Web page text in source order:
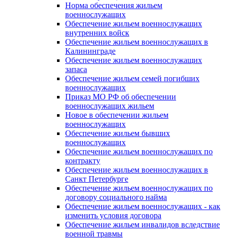
Норма обеспечения жильем
военнослужащих
Обеспечение жильем военнослужащих
внутренних войск
Обеспечение жильем военнослужащих в
Калининграде
Обеспечение жильем военнослужащих
запаса
Обеспечение жильем семей погибших
военнослужащих
Приказ МО РФ об обеспечении
военнослужащих жильем
Новое в обеспечении жильем
военнослужащих
Обеспечение жильем бывших
военнослужащих
Обеспечение жильем военнослужащих по
контракту
Обеспечение жильем военнослужащих в
Санкт Петербурге
Обеспечение жильем военнослужащих по
договору социального найма
Обеспечение жильем военнослужащих - как
изменить условия договора
Обеспечение жильем инвалидов вследствие
военной травмы